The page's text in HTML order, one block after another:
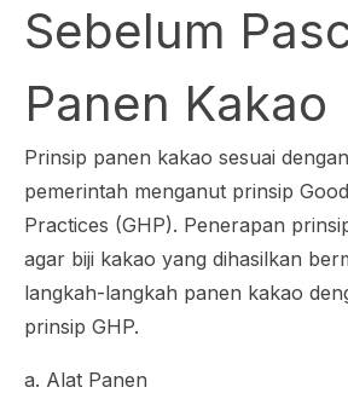
Sebelum
Panen Kakao
Prinsip panen kakao sesuai
pemerintah menganut prinsip
Practices (GHP). Penerapan
agar biji kakao yang dihasilkan
langkah-langkah panen kakao
prinsip GHP.
a. Alat Panen